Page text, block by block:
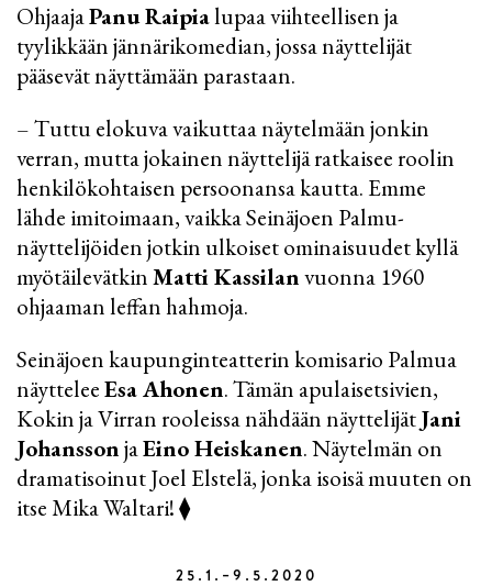
OhjaajaPanu Raipialupaa viihteellisen ja
tyylikkään jännärikomedian, jossa näyttelijät
pääsevät näyttämään parastaan.
– Tuttu elokuva vaikuttaa näytelmään jonkin
verran, mutta jokainen näyttelijä ratkaisee roolin
henkilökohtaisen persoonansa kautta. Emme
lähde imitoimaan, vaikka Seinäjoen Palmu-
näyttelijöiden jotkin ulkoiset ominaisuudet kyllä
myötäilevätkinMatti Kassilanvuonna 1960
ohjaaman leffan hahmoja.
Seinäjoen kaupunginteatterin komisario Palmua
näytteleeEsa Ahonen. Tämän apulaisetsivien,
Kokin ja Virran rooleissa nähdään näyttelijätJani
JohanssonjaEino Heiskanen. Näytelmän on
dramatisoinut Joel Elstelä, jonka isoisä muuten on
itse Mika Waltari! ⧫
25.1.–9.5.2020